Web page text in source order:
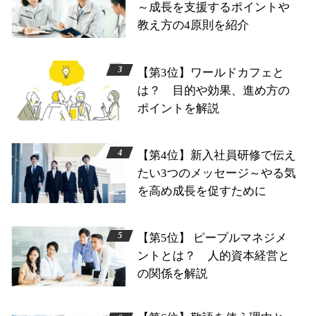
～成長を支援するポイントや
教え方の4原則を紹介
【第3位】ワールドカフェと
は？ 目的や効果、進め方の
ポイントを解説
【第4位】新入社員研修で伝え
たい3つのメッセージ～やる気
を高め成長を促すために
【第5位】 ピープルマネジメ
ントとは？ 人的資本経営と
の関係を解説